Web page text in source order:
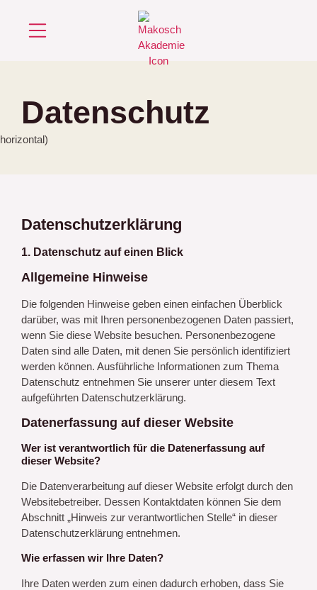
Datenschutz
Datenschutz­erklärung
1. Datenschutz auf einen Blick
Allgemeine Hinweise
Die folgenden Hinweise geben einen einfachen Überblick
darüber, was mit Ihren personenbezogenen Daten passiert,
wenn Sie diese Website besuchen. Personenbezogene
Daten sind alle Daten, mit denen Sie persönlich identifiziert
werden können. Ausführliche Informationen zum Thema
Datenschutz entnehmen Sie unserer unter diesem Text
aufgeführten Datenschutzerklärung.
Datenerfassung auf dieser Website
Wer ist verantwortlich für die Datenerfassung auf
dieser Website?
Die Datenverarbeitung auf dieser Website erfolgt durch den
Websitebetreiber. Dessen Kontaktdaten können Sie dem
Abschnitt „Hinweis zur verantwortlichen Stelle“ in dieser
Datenschutzerklärung entnehmen.
Wie erfassen wir Ihre Daten?
Ihre Daten werden zum einen dadurch erhoben, dass Sie